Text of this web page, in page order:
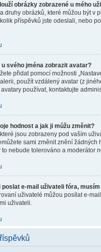
obrázky zobrazené u mého
druhy obrázků, které můžou být v
příspěvků jste odeslali, nebo
u svého jména zobrazit avatar?
přidat pomocí možnosti
použít vzdálený avatar (z
používat, kontaktujte
hodnost a jak ji můžu změnit?
jsou zobrazeny pod vaším
sami změnit znění žádných
to nebude tolerováno a moderátor
poslat e-mail uživateli fóra,
uživatelé můžou posílat e-
uživateli.